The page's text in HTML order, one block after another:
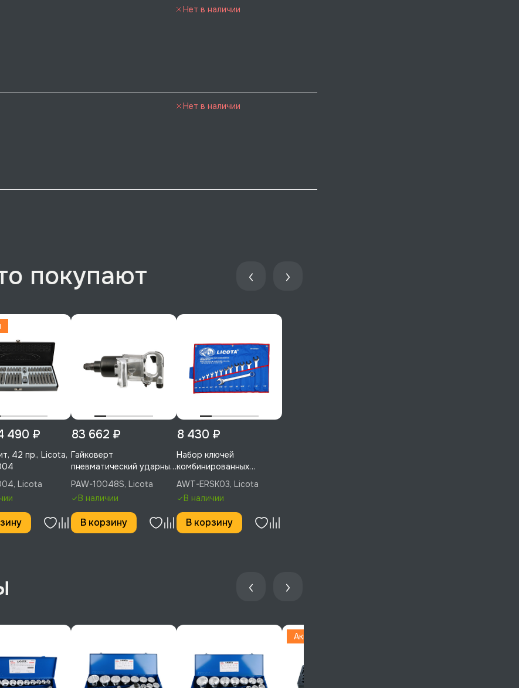
Нет в наличии
Нет в наличии
покупают
490 ₽
42 пр., Licota,
Licota
83 662 ₽
Гайковерт
пневматический ударный
1" 2439 Нм (249 кГм), с
коротким жалом, Licota,
PAW-10048S
PAW-10048S, Licota
В наличии
В корзину
8 430 ₽
Набор ключей
комбинированных
дюймовых 14 предметов
5/16-1-1/4", Licota, AWT-
ERSK03
AWT-ERSK03, Licota
В наличии
В корзину
Акция